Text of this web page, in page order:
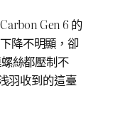
Gen 6 的
降不明顯，卻
絲都壓制不
羽收到的這臺